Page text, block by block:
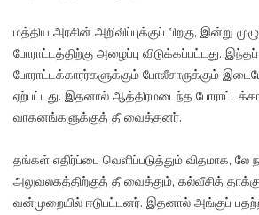
மத்திய அரசின் அறிவிப்புக்குப் பிறகு, இன்று
போராட்டத்திற்கு அழைப்பு விடுக்கப்பட்டது.
போராட்டக்காரர்களுக்கும் போலீசாருக்கும்
ஏற்பட்டது. இதனால் ஆத்திரமடைந்த
வாகனங்களுக்குத் தீ வைத்தனர்.
தங்கள் எதிர்ப்பை வெளிப்படுத்தும் விதமாக, லே
அலுவலகத்திற்குத் தீ வைத்தும், கல்வீசித்
வன்முறையில் ஈடுபட்டனர். இதனால் அங்குப்